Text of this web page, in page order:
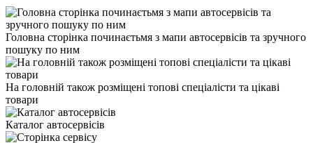
Головна сторінка починаєтьмя з мапи автосервісів та зручного
пошуку по ним
На головній також розміщені топові спеціалісти та цікаві
товари
Каталог автосервісів